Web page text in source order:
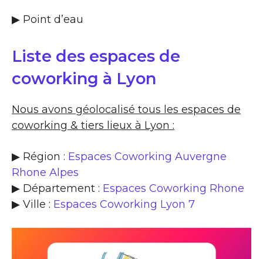
▶​ Point d’eau
Liste des espaces de
coworking à Lyon
Nous avons géolocalisé tous les espaces de
coworking & tiers lieux à Lyon :
▶ Région : Espaces Coworking Auvergne
Rhone Alpes
▶ Département : Espaces Coworking Rhone
▶ Ville : Espaces Coworking Lyon 7